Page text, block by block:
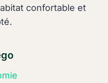
confortable et